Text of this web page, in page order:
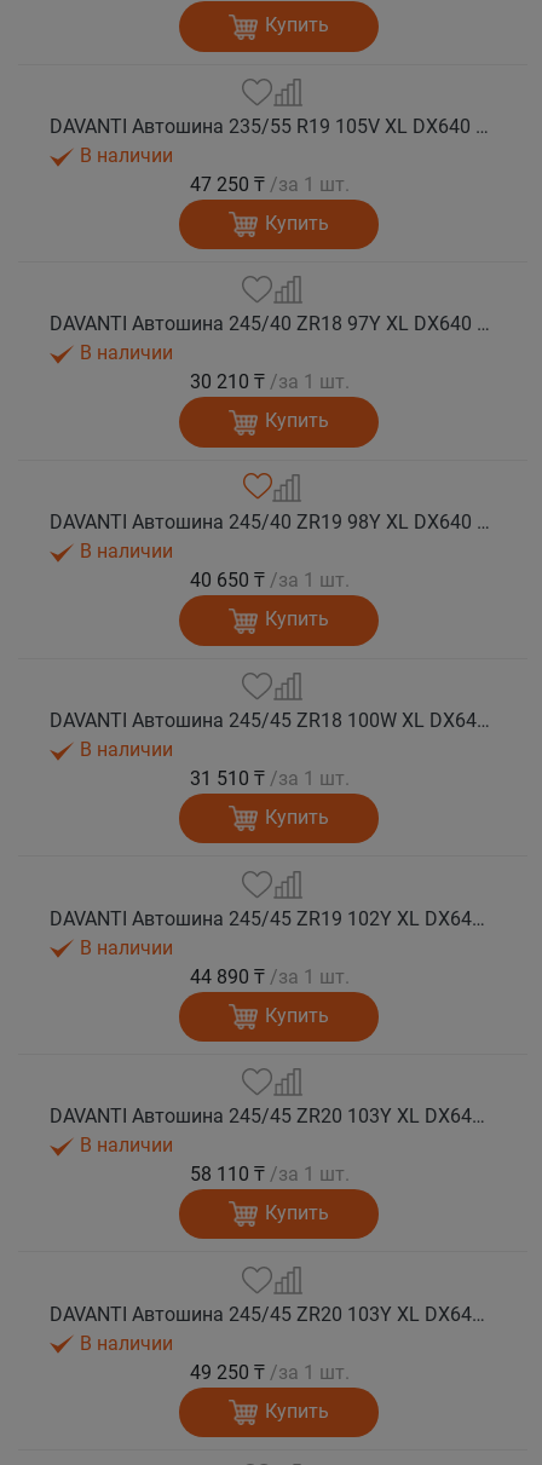
Купить
DAVANTI Автошина 235/55 R19 105V XL DX640 RPR лето (Таиланд)
В наличии
47 250 ₸ /за 1 шт.
Купить
DAVANTI Автошина 245/40 ZR18 97Y XL DX640 RPR лето
В наличии
30 210 ₸ /за 1 шт.
Купить
DAVANTI Автошина 245/40 ZR19 98Y XL DX640 RPR лето
В наличии
40 650 ₸ /за 1 шт.
Купить
DAVANTI Автошина 245/45 ZR18 100W XL DX640 RPR лето (Таиланд)
В наличии
31 510 ₸ /за 1 шт.
Купить
DAVANTI Автошина 245/45 ZR19 102Y XL DX640 RPR лето (Таиланд)
В наличии
44 890 ₸ /за 1 шт.
Купить
DAVANTI Автошина 245/45 ZR20 103Y XL DX640 RPR лето (Таиланд)
В наличии
58 110 ₸ /за 1 шт.
Купить
DAVANTI Автошина 245/45 ZR20 103Y XL DX640 RPR лето
В наличии
49 250 ₸ /за 1 шт.
Купить